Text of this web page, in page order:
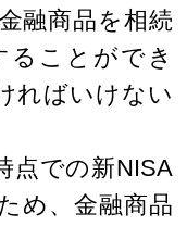
融商品を相続
ることができ
ればいけない
点での新NISA
め、金融商品